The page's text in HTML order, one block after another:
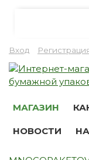
Вход
МАГАЗИН
НОВОСТИ